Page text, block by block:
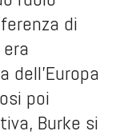
di
dell’Europa
poi
Burke si